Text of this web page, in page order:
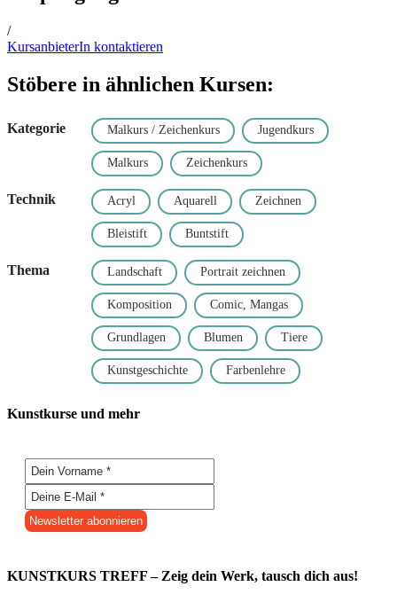
/
KursanbieterIn kontaktieren
Stöbere in ähnlichen Kursen:
Kategorie Malkurs / Zeichenkurs Jugendkurs
Malkurs Zeichenkurs
Technik Acryl Aquarell Zeichnen
Bleistift Buntstift
Thema Landschaft Portrait zeichnen
Komposition Comic, Mangas
Grundlagen Blumen Tiere
Kunstgeschichte Farbenlehre
Kunstkurse und mehr
KUNSTKURS TREFF – Zeig dein Werk, tausch dich aus!